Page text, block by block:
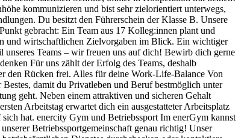
kommunizieren und bist sehr zielorientiert unterwegs,
Du besitzt den Führerschein der Klasse B. Unsere
gebracht: Ein Team aus 17 Kolleg:innen plant und
und wirtschaftlichen Zielvorgaben im Blick. Ein wichtiger
Teams – wir freuen uns auf dich! Bewirb dich gerne
Für uns zählt der Erfolg des Teams, deshalb
den Rücken frei. Alles für deine Work-Life-Balance Von
damit du Privatleben und Beruf bestmöglich unter
geht. Neben einem attraktiven und sicheren Gehalt
Arbeitstag erwartet dich ein ausgestatteter Arbeitsplatz
hat. enercity Gym und Betriebssport Im enerGym kannst
Betriebssportgemeinschaft genau richtig! Unser